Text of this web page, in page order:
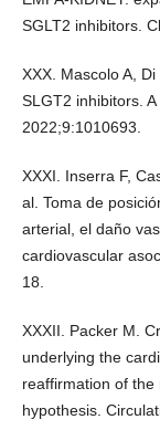
SGLT2 inhibitors.
XXX. Mascolo A,
SLGT2 inhibitors.
2022;9:1010693.
XXXI. Inserra F,
al. Toma de
arterial, el daño
cardiovascular
18.
XXXII. Packer M.
underlying the
reaffirmation of
hypothesis.